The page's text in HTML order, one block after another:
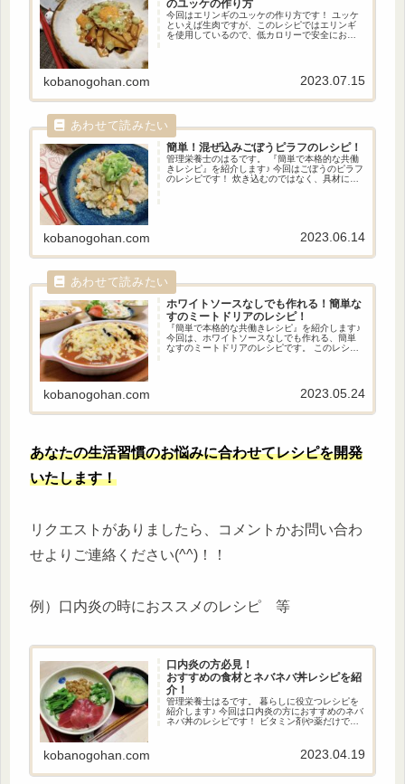
のユッケの作り方
今回はエリンギのユッケの作り方です！ ユッケ
といえば生肉ですが、このレシピではエリンギ
を使用しているので、低カロリーで安全におい
kobanogohan.com 2023.07.15
簡単！混ぜ込みごぼうピラフのレシピ！
管理栄養士のはるです。 『簡単で本格的な共働
きレシピ』を紹介します♪ 今回はごぼうのピラフ
のレシピです！ 炊き込むのではなく、具材に白
kobanogohan.com 2023.06.14
ホワイトソースなしでも作れる！簡単な
すのミートドリアのレシピ！
『簡単で本格的な共働きレシピ』を紹介します♪
今回は、ホワイトソースなしでも作れる、簡単
なすのミートドリアのレシピです。 このレシピ
kobanogohan.com 2023.05.24
あなたの生活習慣のお悩みに合わせてレシピを開発
いたします！
リクエストがありましたら、コメントかお問い合わ
せよりご連絡ください(^^)！！
例）口内炎の時におススメのレシピ 等
口内炎の方必見！
おすすめの食材とネバネバ丼レシピを紹
介！
管理栄養士はるです。 暮らしに役立つレシピを
紹介します♪ 今回は口内炎の方におすすめのネバ
ネバ丼のレシピです！ ビタミン剤や薬だけで対
kobanogohan.com 2023.04.19